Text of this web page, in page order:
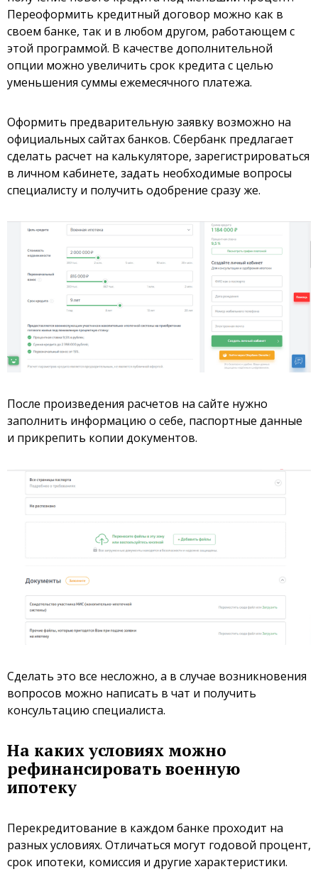
Переоформить кредитный договор можно как в
своем банке, так и в любом другом, работающем с
этой программой. В качестве дополнительной
опции можно увеличить срок кредита с целью
уменьшения суммы ежемесячного платежа.
Оформить предварительную заявку возможно на
официальных сайтах банков. Сбербанк предлагает
сделать расчет на калькуляторе, зарегистрироваться
в личном кабинете, задать необходимые вопросы
специалисту и получить одобрение сразу же.
После произведения расчетов на сайте нужно
заполнить информацию о себе, паспортные данные
и прикрепить копии документов.
Сделать это все несложно, а в случае возникновения
вопросов можно написать в чат и получить
консультацию специалиста.
На каких условиях можно
рефинансировать военную
ипотеку
Перекредитование в каждом банке проходит на
разных условиях. Отличаться могут годовой процент,
срок ипотеки, комиссия и другие характеристики.